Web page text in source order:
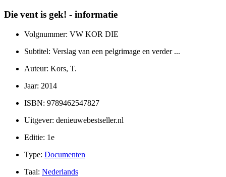
Die vent is gek! - informatie
Volgnummer: VW KOR DIE
Subtitel: Verslag van een pelgrimage en verder ...
Auteur: Kors, T.
Jaar: 2014
ISBN: 9789462547827
Uitgever: denieuwebestseller.nl
Editie: 1e
Type: Documenten
Taal: Nederlands